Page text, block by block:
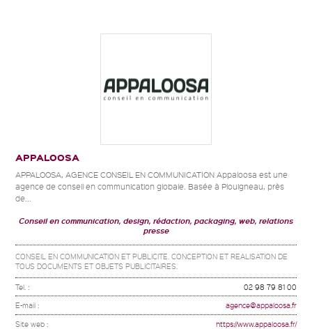
APPALOOSA
APPALOOSA, AGENCE CONSEIL EN COMMUNICATION Appaloosa est une
agence de conseil en communication globale. Basée à Plouigneau, près
de...
Conseil en communication, design, rédaction, packaging, web, relations
presse
CONSEIL EN COMMUNICATION ET PUBLICITE. CONCEPTION ET REALISATION DE
TOUS DOCUMENTS ET OBJETS PUBLICITAIRES.
Tel. : 02 98 79 81 00
E-mail : agence@appaloosa.fr
Site web : https://www.appaloosa.fr/